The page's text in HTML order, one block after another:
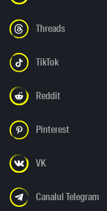
Threads
TikTok
Reddit
Pinterest
VK
Canalul Telegram